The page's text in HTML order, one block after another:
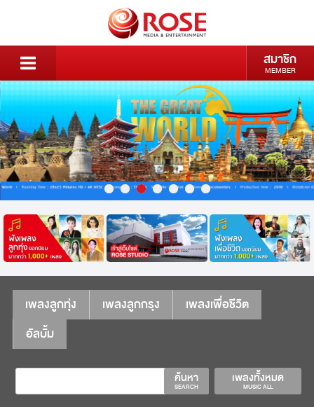
สมาชิก
MEMBER
เพลงลูกทุ่ง เพลงลูกกรุง
เพลงเพื่อชีวิต
อัลบั้ม
เพลงทั้งหมด
MUSIC ALL
ค้นหา
SEARCH